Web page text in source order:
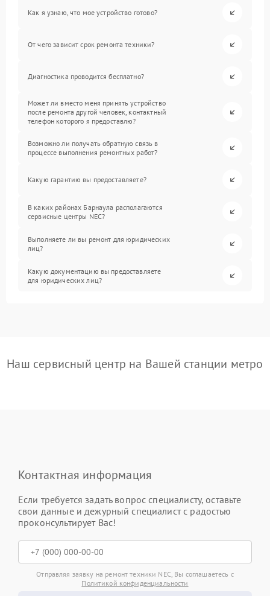
Как я узнаю, что мое устройство готово?
От чего зависит срок ремонта техники?
Диагностика проводится бесплатно?
Может ли вместо меня принять устройство
после ремонта другой человек, контактный
телефон которого я предоставлю?
Возможно ли получать обратную связь в
процессе выполнения ремонтных работ?
Какую гарантию вы предоставляете?
В каких районах Барнаула располагаются
сервисные центры NEC?
Выполняете ли вы ремонт для юридических
лиц?
Какую документацию вы предоставляете
для юридических лиц?
Наш сервисный центр на Вашей станции метро
Контактная информация
Если требуется задать вопрос специалисту, оставьте
свои данные и дежурный специалист с радостью
проконсультирует Вас!
Отправляя заявку на ремонт техники NEC, Вы соглашаетесь с
Политикой конфиденциальности